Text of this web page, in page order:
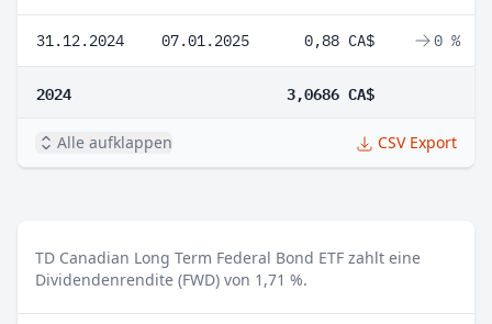
31.12.2024 07.01.2025 0,88 CA$ 0 %
2024 3,0686 CA$
Alle aufklappen CSV Export
TD Canadian Long Term Federal Bond ETF zahlt eine
Dividendenrendite (FWD) von 1,71 %.